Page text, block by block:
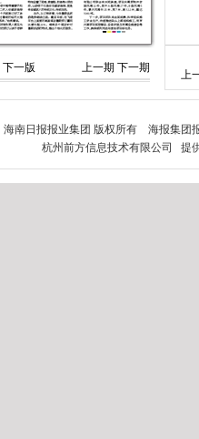
下一版 上一期 下一期
上